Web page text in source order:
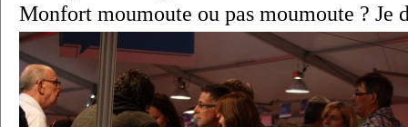
Monfort moumoute ou pas moumoute ? Je